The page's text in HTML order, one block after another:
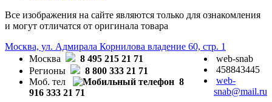
Все изображения на сайте являются только для ознакомления
и могут отличатся от оригинала товара
Москва, ул. Адмирала Корнилова владение 60, стр. 1
Москва
8 495 215 21 71
Регионы
8 800 333 21 71
Моб. тел
8
916 333 21 71
web-snab
458843445
web-
snab@mail.ru